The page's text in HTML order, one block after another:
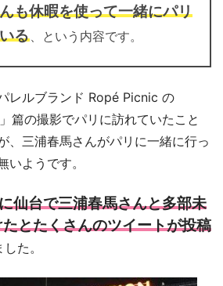
も休暇を使って一緒にパリ
る 、という内容です。
レルブランド Ropé Picnic の
篇の撮影でパリに訪れていたこと
、三浦春馬さんがパリに一緒に行っ
いようです。
仙台で三浦春馬さんと多部未
とたくさんのツイートが投稿
た。